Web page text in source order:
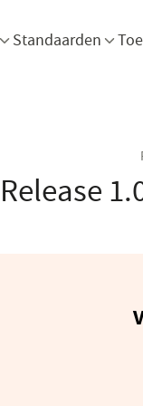
Menu openen
Standaarden
Release